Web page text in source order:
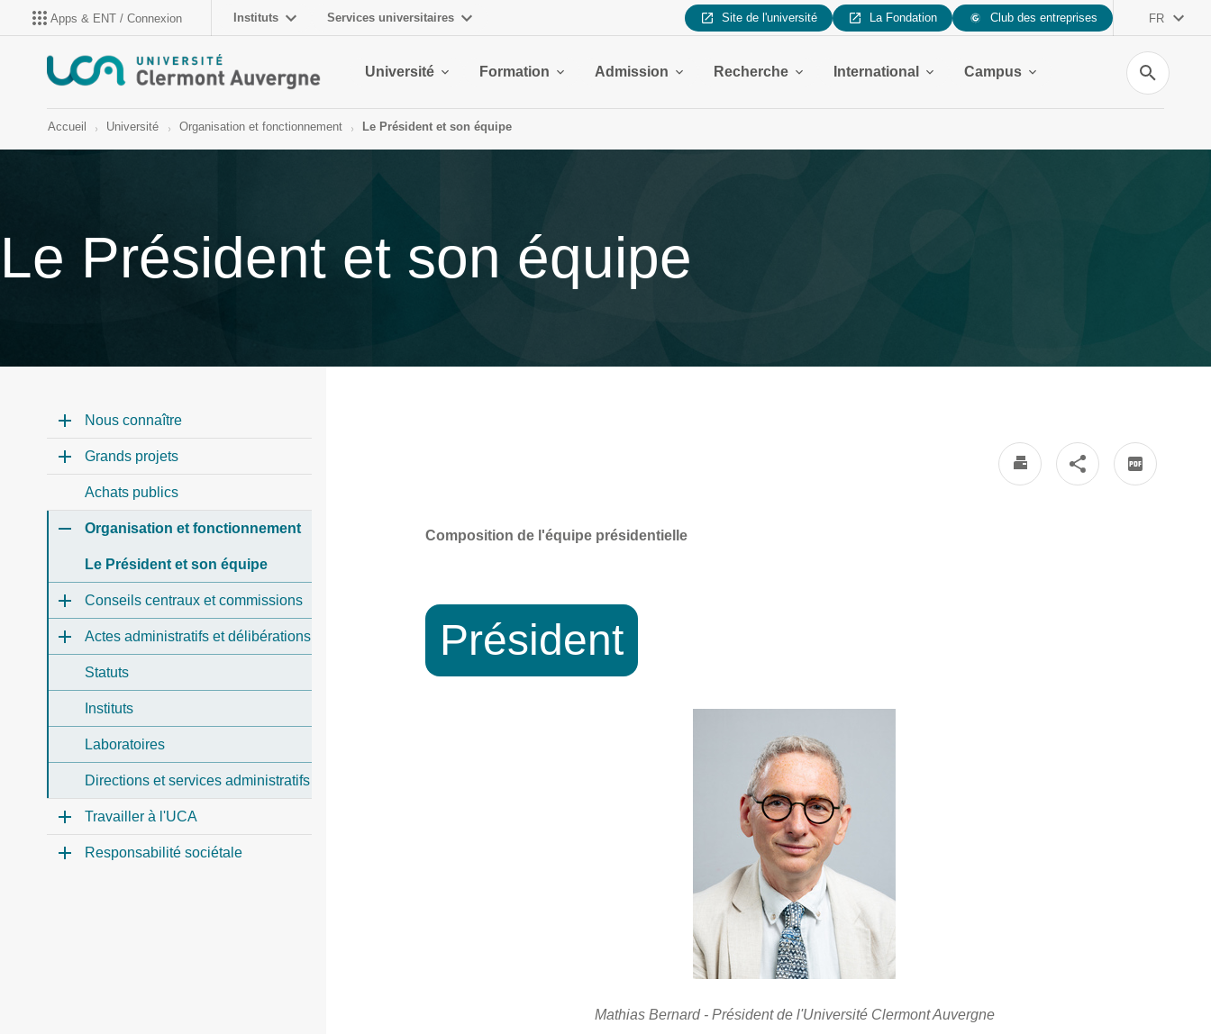
Apps & ENT / Connexion Instituts Services universitaires Site de l'université La Fondation Club des entreprises FR
Université Formation Admission Recherche International Campus
Recherche
Accueil Université Organisation et fonctionnement Le Président et son équipe
Le Président et son équipe
Composition de l'équipe présidentielle
Président
Mathias Bernard - Président de l'Université Clermont Auvergne
Nous connaître
Grands projets
Achats publics
Organisation et fonctionnement
Le Président et son équipe
Conseils centraux et commissions
Actes administratifs et délibérations
Statuts
Instituts
Laboratoires
Directions et services administratifs
Travailler à l'UCA
Responsabilité sociétale